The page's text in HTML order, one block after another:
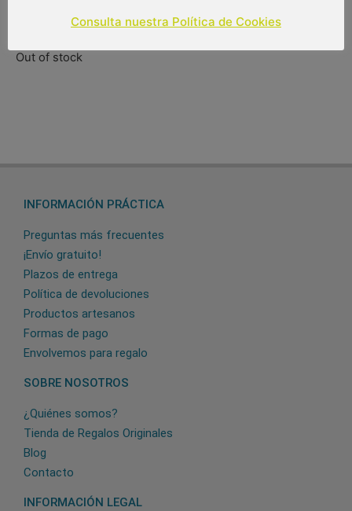
16,99€
Out of stock
INFORMACIÓN PRÁCTICA
Preguntas más frecuentes
¡Envío gratuito!
Plazos de entrega
Política de devoluciones
Productos artesanos
Formas de pago
Envolvemos para regalo
SOBRE NOSOTROS
¿Quiénes somos?
Tienda de Regalos Originales
Blog
Contacto
INFORMACIÓN LEGAL
Consulta nuestra Política de Cookies